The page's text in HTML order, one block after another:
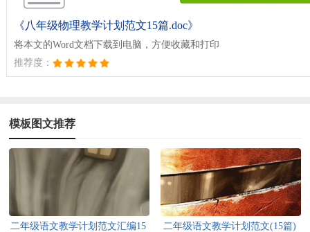
《八年级物理教学计划范文15篇.doc》
将本文的Word文档下载到电脑，方便收藏和打印
推荐度：
模板图文推荐
二年级语文教学计划范文汇编15
二年级语文教学计划范文(15篇)